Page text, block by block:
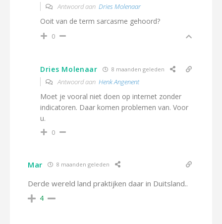
Antwoord aan Dries Molenaar
Ooit van de term sarcasme gehoord?
0
Dries Molenaar 8 maanden geleden
Antwoord aan Henk Angenent
Moet je vooral niet doen op internet zonder
indicatoren. Daar komen problemen van. Voor
u.
0
Mar 8 maanden geleden
Derde wereld land praktijken daar in Duitsland..
4